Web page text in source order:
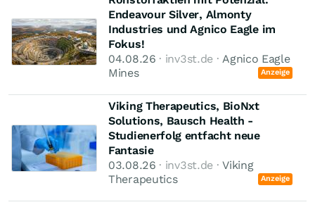
Endeavour Silver, Almonty
Industries und Agnico Eagle im
Fokus!
04.08.26 · inv3st.de ·Agnico Eagle
Mines
Anzeige
Viking Therapeutics, BioNxt
Solutions, Bausch Health -
Studienerfolg entfacht neue
Fantasie
03.08.26 · inv3st.de ·Viking
Therapeutics
Anzeige